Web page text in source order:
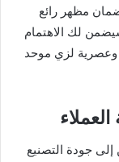
مظهر رائع
لك الاهتمام
وعصرية لزي موحد
إلى جودة التصنيع